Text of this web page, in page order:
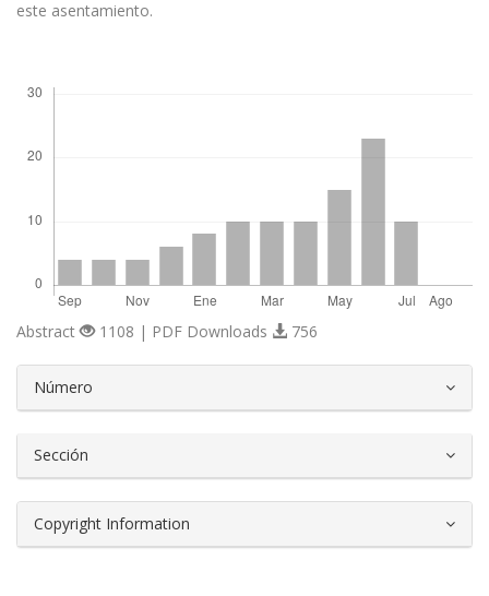
este asentamiento.
Abstract 1108 | PDF Downloads 756
Número
Sección
Copyright Information